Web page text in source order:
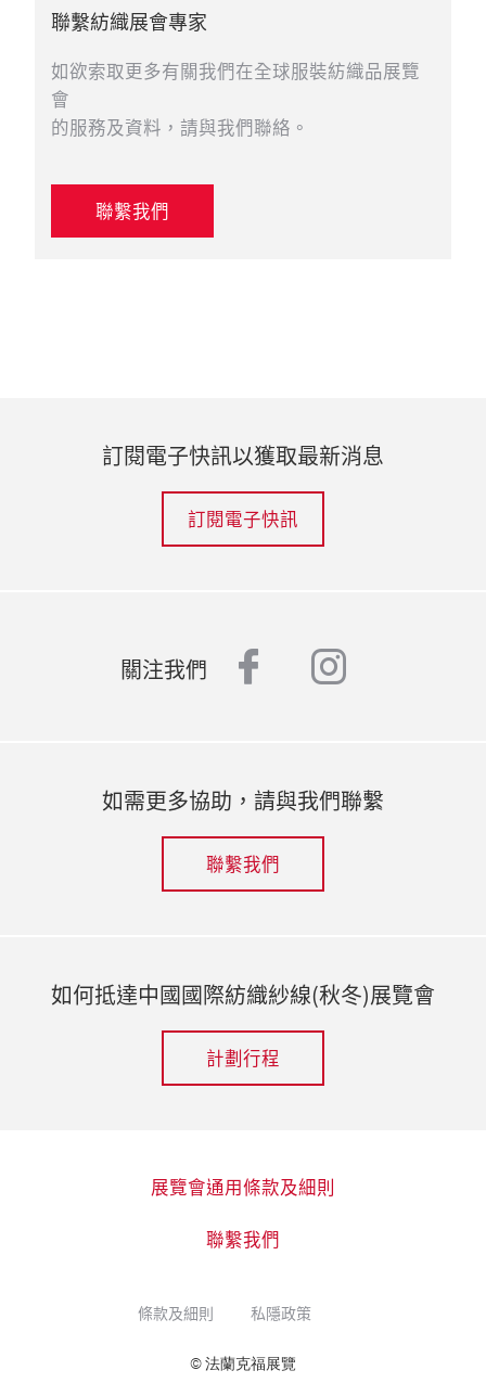
聯繫紡織展會專家
如欲索取更多有關我們在全球服裝紡織品展覽
會
的服務及資料，請與我們聯絡。
聯繫我們
訂閱電子快訊以獲取最新消息
訂閱電子快訊
關注我們 facebook
如需更多協助，請與我們聯繫
聯繫我們
如何抵達中國國際紡織紗線(秋冬)展覽會
計劃行程
展覽會通用條款及細則
聯繫我們
條款及細則 私隱政策
© 法蘭克福展覽